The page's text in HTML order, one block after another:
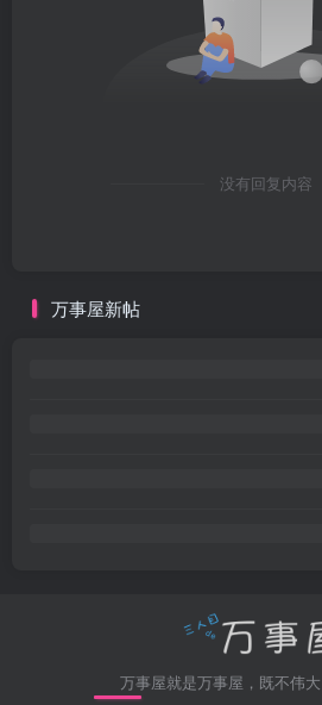
没有回复内容
万事屋新帖
万事屋就是万事屋，既不伟大